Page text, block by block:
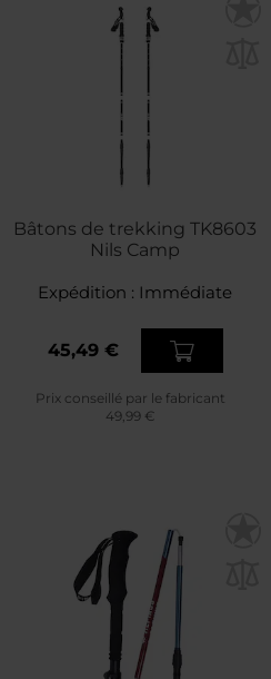
Bâtons de trekking TK8603
Nils Camp
Expédition : Immédiate
45,49 €
Prix conseillé par le fabricant
49,99 €